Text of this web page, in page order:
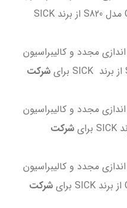
یک دستگاه آنالایزر گاز CO2/CO مدل S820 از برند SICK
مجدد و کالیبراسیون
شرکت
مجدد و کالیبراسیون
شرکت
مجدد و کالیبراسیون
شرکت